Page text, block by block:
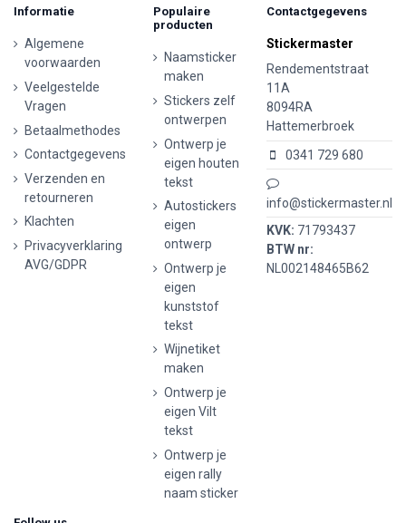
Informatie
Algemene
voorwaarden
Veelgestelde
Vragen
Betaalmethodes
Contactgegevens
Verzenden en
retourneren
Klachten
Privacyverklaring
AVG/GDPR
Populaire
producten
Naamsticker
maken
Stickers zelf
ontwerpen
Ontwerp je
eigen houten
tekst
Autostickers
eigen
ontwerp
Ontwerp je
eigen
kunststof
tekst
Wijnetiket
maken
Ontwerp je
eigen Vilt
tekst
Ontwerp je
eigen rally
naam sticker
Contactgegevens
Stickermaster
Rendementstraat
11A
8094RA
Hattemerbroek
0341 729 680
info@stickermaster.nl
KVK: 71793437
BTW nr:
NL002148465B62